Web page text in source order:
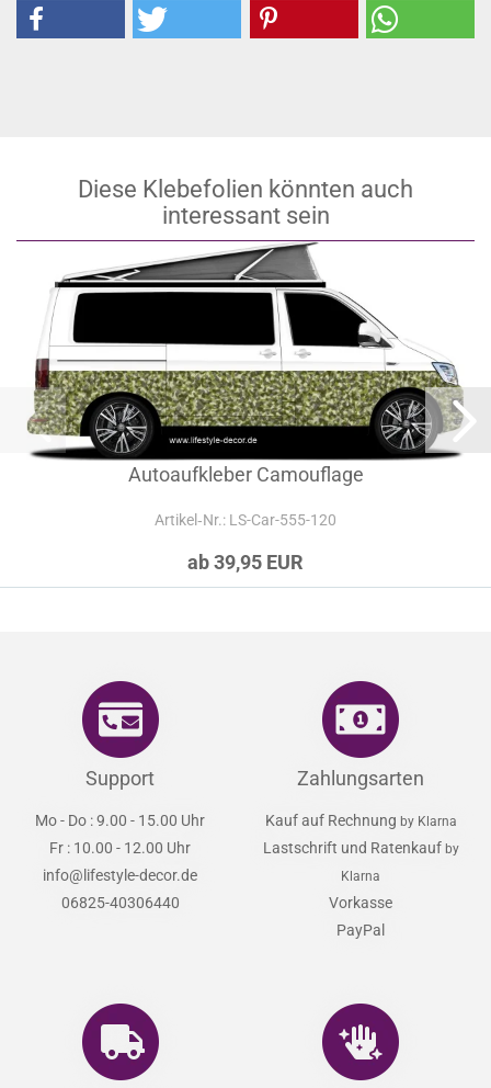
Diese Klebefolien könnten auch
interessant sein
Autoaufkleber Camouflage
Artikel‑Nr.: LS-Car-555-120
ab 39,95 EUR
Support
Mo - Do : 9.00 - 15.00 Uhr
Fr : 10.00 - 12.00 Uhr
info@lifestyle-decor.de
06825-40306440
Zahlungsarten
Kauf auf Rechnung by Klarna
Lastschrift und Ratenkauf by
Klarna
Vorkasse
PayPal